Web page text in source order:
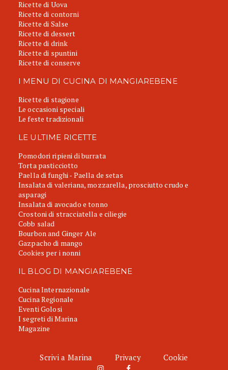
Ricette di Uova
Ricette di contorni
Ricette di Salse
Ricette di dessert
Ricette di drink
Ricette di spuntini
Ricette di conserve
I MENU DI CUCINA DI MANGIAREBENE
Ricette di stagione
Le occasioni speciali
Le feste tradizionali
LE ULTIME RICETTE
Pomodori ripieni di burrata
Torta pasticciotto
Paella di funghi - Paella de setas
Insalata di valeriana, mozzarella, prosciutto crudo e
asparagi
Insalata di avocado e tonno
Crostoni di stracciatella e ciliegie
Cobb salad
Bourbon and Ginger Ale
Gazpacho di mango
Cookies per i nonni
IL BLOG DI MANGIAREBENE
Cucina Internazionale
Cucina Regionale
Eventi Golosi
I segreti di Marina
Magazine
Scrivi a Marina Privacy Cookie